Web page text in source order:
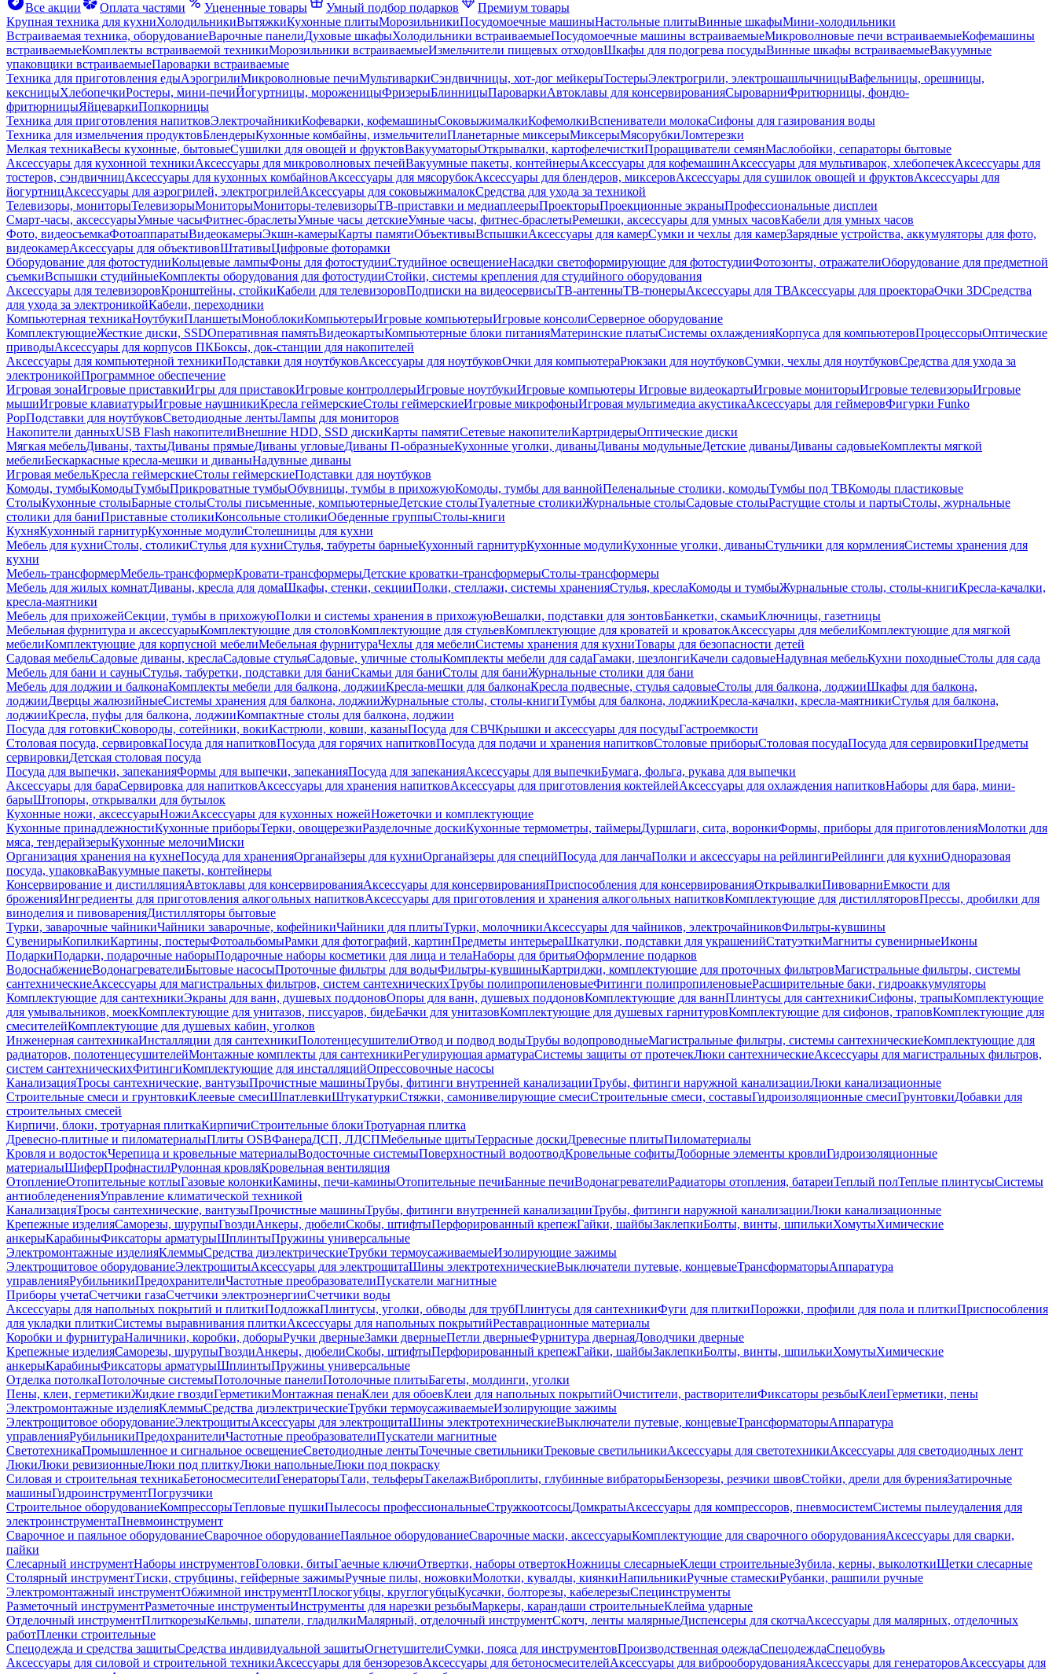
Все акции
Оплата частями Уцененные товары Умный подбор подарков
Премиум товары
Крупная техника для кухниХолодильникиВытяжкиКухонные плитыМорозильникиПосудомоечные машиныНастольные плитыВинные шкафыМини-холодильники
Встраиваемая техника, оборудованиеВарочные панелиДуховые шкафыХолодильники встраиваемыеПосудомоечные машины встраиваемыеМикроволновые печи встраиваемыеКофемашины
встраиваемыеКомплекты встраиваемой техникиМорозильники встраиваемыеИзмельчители пищевых отходовШкафы для подогрева посудыВинные шкафы встраиваемыеВакуумные
упаковщики встраиваемыеПароварки встраиваемые
Техника для приготовления едыАэрогрилиМикроволновые печиМультиваркиСэндвичницы, хот-дог мейкерыТостерыЭлектрогрили, электрошашлычницыВафельницы, орешницы,
кексницыХлебопечкиРостеры, мини-печиЙогуртницы, мороженицыФризерыБлинницыПароваркиАвтоклавы для консервированияСыроварниФритюрницы, фондю-
фритюрницыЯйцеваркиПопкорницы
Техника для приготовления напитковЭлектрочайникиКофеварки, кофемашиныСоковыжималкиКофемолкиВспениватели молокаСифоны для газирования воды
Техника для измельчения продуктовБлендерыКухонные комбайны, измельчителиПланетарные миксерыМиксерыМясорубкиЛомтерезки
Мелкая техникаВесы кухонные, бытовыеСушилки для овощей и фруктовВакууматорыОткрывалки, картофелечисткиПроращиватели семянМаслобойки, сепараторы бытовые
Аксессуары для кухонной техникиАксессуары для микроволновых печейВакуумные пакеты, контейнерыАксессуары для кофемашинАксессуары для мультиварок, хлебопечекАксессуары для
тостеров, сэндвичницАксессуары для кухонных комбайновАксессуары для мясорубокАксессуары для блендеров, миксеровАксессуары для сушилок овощей и фруктовАксессуары для
йогуртницАксессуары для аэрогрилей, электрогрилейАксессуары для соковыжималокСредства для ухода за техникой
Телевизоры, мониторыТелевизорыМониторыМониторы-телевизорыТВ-приставки и медиаплеерыПроекторыПроекционные экраныПрофессиональные дисплеи
Смарт-часы, аксессуарыУмные часыФитнес-браслетыУмные часы детскиеУмные часы, фитнес-браслетыРемешки, аксессуары для умных часовКабели для умных часов
Фото, видеосъемкаФотоаппаратыВидеокамерыЭкшн-камерыКарты памятиОбъективыВспышкиАксессуары для камерСумки и чехлы для камерЗарядные устройства, аккумуляторы для фото,
видеокамерАксессуары для объективовШтативыЦифровые фоторамки
Оборудование для фотостудииКольцевые лампыФоны для фотостудииСтудийное освещениеНасадки светоформирующие для фотостудииФотозонты, отражателиОборудование для предметной
съемкиВспышки студийныеКомплекты оборудования для фотостудииСтойки, системы крепления для студийного оборудования
Аксессуары для телевизоровКронштейны, стойкиКабели для телевизоровПодписки на видеосервисыТВ-антенныТВ-тюнерыАксессуары для ТВАксессуары для проектораОчки 3DСредства
для ухода за электроникойКабели, переходники
Компьютерная техникаНоутбукиПланшетыМоноблокиКомпьютерыИгровые компьютерыИгровые консолиСерверное оборудование
КомплектующиеЖесткие диски, SSDОперативная памятьВидеокартыКомпьютерные блоки питанияМатеринские платыСистемы охлажденияКорпуса для компьютеровПроцессорыОптические
приводыАксессуары для корпусов ПКБоксы, док-станции для накопителей
Аксессуары для компьютерной техникиПодставки для ноутбуковАксессуары для ноутбуковОчки для компьютераРюкзаки для ноутбуковСумки, чехлы для ноутбуковСредства для ухода за
электроникойПрограммное обеспечение
Игровая зонаИгровые приставкиИгры для приставокИгровые контроллерыИгровые ноутбукиИгровые компьютеры Игровые видеокартыИгровые мониторыИгровые телевизорыИгровые
мышиИгровые клавиатурыИгровые наушникиКресла геймерскиеСтолы геймерскиеИгровые микрофоныИгровая мультимедиа акустикаАксессуары для геймеровФигурки Funko
PopПодставки для ноутбуковСветодиодные лентыЛампы для мониторов
Накопители данныхUSB Flash накопителиВнешние HDD, SSD дискиКарты памятиСетевые накопителиКартридерыОптические диски
Мягкая мебельДиваны, тахтыДиваны прямыеДиваны угловыеДиваны П-образныеКухонные уголки, диваныДиваны модульныеДетские диваныДиваны садовыеКомплекты мягкой
мебелиБескаркасные кресла-мешки и диваныНадувные диваны
Игровая мебельКресла геймерскиеСтолы геймерскиеПодставки для ноутбуков
Комоды, тумбыКомодыТумбыПрикроватные тумбыОбувницы, тумбы в прихожуюКомоды, тумбы для ваннойПеленальные столики, комодыТумбы под ТВКомоды пластиковые
СтолыКухонные столыБарные столыСтолы письменные, компьютерныеДетские столыТуалетные столикиЖурнальные столыСадовые столыРастущие столы и партыСтолы, журнальные
столики для баниПриставные столикиКонсольные столикиОбеденные группыСтолы-книги
КухняКухонный гарнитурКухонные модулиСтолешницы для кухни
Мебель для кухниСтолы, столикиСтулья для кухниСтулья, табуреты барныеКухонный гарнитурКухонные модулиКухонные уголки, диваныСтульчики для кормленияСистемы хранения для
кухни
Мебель-трансформерМебель-трансформерКровати-трансформерыДетские кроватки-трансформерыСтолы-трансформеры
Мебель для жилых комнатДиваны, кресла для домаШкафы, стенки, секцииПолки, стеллажи, системы храненияСтулья, креслаКомоды и тумбыЖурнальные столы, столы-книгиКресла-качалки,
кресла-маятники
Мебель для прихожейСекции, тумбы в прихожуюПолки и системы хранения в прихожуюВешалки, подставки для зонтовБанкетки, скамьиКлючницы, газетницы
Мебельная фурнитура и аксессуарыКомплектующие для столовКомплектующие для стульевКомплектующие для кроватей и кроватокАксессуары для мебелиКомплектующие для мягкой
мебелиКомплектующие для корпусной мебелиМебельная фурнитураЧехлы для мебелиСистемы хранения для кухниТовары для безопасности детей
Садовая мебельСадовые диваны, креслаСадовые стульяСадовые, уличные столыКомплекты мебели для садаГамаки, шезлонгиКачели садовыеНадувная мебельКухни походныеСтолы для сада
Мебель для бани и сауныСтулья, табуретки, подставки для баниСкамьи для баниСтолы для баниЖурнальные столики для бани
Мебель для лоджии и балконаКомплекты мебели для балкона, лоджииКресла-мешки для балконаКресла подвесные, стулья садовыеСтолы для балкона, лоджииШкафы для балкона,
лоджииДверцы жалюзийныеСистемы хранения для балкона, лоджииЖурнальные столы, столы-книгиТумбы для балкона, лоджииКресла-качалки, кресла-маятникиСтулья для балкона,
лоджииКресла, пуфы для балкона, лоджииКомпактные столы для балкона, лоджии
Посуда для готовкиСковороды, сотейники, вокиКастрюли, ковши, казаныПосуда для СВЧКрышки и аксессуары для посудыГастроемкости
Столовая посуда, сервировкаПосуда для напитковПосуда для горячих напитковПосуда для подачи и хранения напитковСтоловые приборыСтоловая посудаПосуда для сервировкиПредметы
сервировкиДетская столовая посуда
Посуда для выпечки, запеканияФормы для выпечки, запеканияПосуда для запеканияАксессуары для выпечкиБумага, фольга, рукава для выпечки
Аксессуары для бараСервировка для напитковАксессуары для хранения напитковАксессуары для приготовления коктейлейАксессуары для охлаждения напитковНаборы для бара, мини-
барыШтопоры, открывалки для бутылок
Кухонные ножи, аксессуарыНожиАксессуары для кухонных ножейНожеточки и комплектующие
Кухонные принадлежностиКухонные приборыТерки, овощерезкиРазделочные доскиКухонные термометры, таймерыДуршлаги, сита, воронкиФормы, приборы для приготовленияМолотки для
мяса, тендерайзерыКухонные мелочиМиски
Организация хранения на кухнеПосуда для храненияОрганайзеры для кухниОрганайзеры для специйПосуда для ланчаПолки и аксессуары на рейлингиРейлинги для кухниОдноразовая
посуда, упаковкаВакуумные пакеты, контейнеры
Консервирование и дистилляцияАвтоклавы для консервированияАксессуары для консервированияПриспособления для консервированияОткрывалкиПивоварниЕмкости для
броженияИнгредиенты для приготовления алкогольных напитковАксессуары для приготовления и хранения алкогольных напитковКомплектующие для дистилляторовПрессы, дробилки для
виноделия и пивоваренияДистилляторы бытовые
Турки, заварочные чайникиЧайники заварочные, кофейникиЧайники для плитыТурки, молочникиАксессуары для чайников, электрочайниковФильтры-кувшины
СувенирыКопилкиКартины, постерыФотоальбомыРамки для фотографий, картинПредметы интерьераШкатулки, подставки для украшенийСтатуэткиМагниты сувенирныеИконы
ПодаркиПодарки, подарочные наборыПодарочные наборы косметики для лица и телаНаборы для бритьяОформление подарков
ВодоснабжениеВодонагревателиБытовые насосыПроточные фильтры для водыФильтры-кувшиныКартриджи, комплектующие для проточных фильтровМагистральные фильтры, системы
сантехническиеАксессуары для магистральных фильтров, систем сантехническихТрубы полипропиленовыеФитинги полипропиленовыеРасширительные баки, гидроаккумуляторы
Комплектующие для сантехникиЭкраны для ванн, душевых поддоновОпоры для ванн, душевых поддоновКомплектующие для ваннПлинтусы для сантехникиСифоны, трапыКомплектующие
для умывальников, моекКомплектующие для унитазов, писсуаров, бидеБачки для унитазовКомплектующие для душевых гарнитуровКомплектующие для сифонов, траповКомплектующие для
смесителейКомплектующие для душевых кабин, уголков
Инженерная сантехникаИнсталляции для сантехникиПолотенцесушителиОтвод и подвод водыТрубы водопроводныеМагистральные фильтры, системы сантехническиеКомплектующие для
радиаторов, полотенцесушителейМонтажные комплекты для сантехникиРегулирующая арматураСистемы защиты от протечекЛюки сантехническиеАксессуары для магистральных фильтров,
систем сантехническихФитингиКомплектующие для инсталляцийОпрессовочные насосы
КанализацияТросы сантехнические, вантузыПрочистные машиныТрубы, фитинги внутренней канализацииТрубы, фитинги наружной канализацииЛюки канализационные
Строительные смеси и грунтовкиКлеевые смесиШпатлевкиШтукатуркиСтяжки, самонивелирующие смесиСтроительные смеси, составыГидроизоляционные смесиГрунтовкиДобавки для
строительных смесей
Кирпичи, блоки, тротуарная плиткаКирпичиСтроительные блокиТротуарная плитка
Древесно-плитные и пиломатериалыПлиты OSBФанераДСП, ЛДСПМебельные щитыТеррасные доскиДревесные плитыПиломатериалы
Кровля и водостокЧерепица и кровельные материалыВодосточные системыПоверхностный водоотводКровельные софитыДоборные элементы кровлиГидроизоляционные
материалыШиферПрофнастилРулонная кровляКровельная вентиляция
ОтоплениеОтопительные котлыГазовые колонкиКамины, печи-каминыОтопительные печиБанные печиВодонагревателиРадиаторы отопления, батареиТеплый полТеплые плинтусыСистемы
антиобледененияУправление климатической техникой
КанализацияТросы сантехнические, вантузыПрочистные машиныТрубы, фитинги внутренней канализацииТрубы, фитинги наружной канализацииЛюки канализационные
Крепежные изделияСаморезы, шурупыГвоздиАнкеры, дюбелиСкобы, штифтыПерфорированный крепежГайки, шайбыЗаклепкиБолты, винты, шпилькиХомутыХимические
анкерыКарабиныФиксаторы арматурыШплинтыПружины универсальные
Электромонтажные изделияКлеммыСредства диэлектрическиеТрубки термоусаживаемыеИзолирующие зажимы
Электрощитовое оборудованиеЭлектрощитыАксессуары для электрощитаШины электротехническиеВыключатели путевые, концевыеТрансформаторыАппаратура
управленияРубильникиПредохранителиЧастотные преобразователиПускатели магнитные
Приборы учетаСчетчики газаСчетчики электроэнергииСчетчики воды
Аксессуары для напольных покрытий и плиткиПодложкаПлинтусы, уголки, обводы для трубПлинтусы для сантехникиФуги для плиткиПорожки, профили для пола и плиткиПриспособления
для укладки плиткиСистемы выравнивания плиткиАксессуары для напольных покрытийРеставрационные материалы
Коробки и фурнитураНаличники, коробки, доборыРучки дверныеЗамки дверныеПетли дверныеФурнитура двернаяДоводчики дверные
Крепежные изделияСаморезы, шурупыГвоздиАнкеры, дюбелиСкобы, штифтыПерфорированный крепежГайки, шайбыЗаклепкиБолты, винты, шпилькиХомутыХимические
анкерыКарабиныФиксаторы арматурыШплинтыПружины универсальные
Отделка потолкаПотолочные системыПотолочные панелиПотолочные плитыБагеты, молдинги, уголки
Пены, клеи, герметикиЖидкие гвоздиГерметикиМонтажная пенаКлеи для обоевКлеи для напольных покрытийОчистители, растворителиФиксаторы резьбыКлеиГерметики, пены
Электромонтажные изделияКлеммыСредства диэлектрическиеТрубки термоусаживаемыеИзолирующие зажимы
Электрощитовое оборудованиеЭлектрощитыАксессуары для электрощитаШины электротехническиеВыключатели путевые, концевыеТрансформаторыАппаратура
управленияРубильникиПредохранителиЧастотные преобразователиПускатели магнитные
СветотехникаПромышленное и сигнальное освещениеСветодиодные лентыТочечные светильникиТрековые светильникиАксессуары для светотехникиАксессуары для светодиодных лент
ЛюкиЛюки ревизионныеЛюки под плиткуЛюки напольныеЛюки под покраску
Силовая и строительная техникаБетоносмесителиГенераторыТали, тельферыТакелажВиброплиты, глубинные вибраторыБензорезы, резчики швовСтойки, дрели для буренияЗатирочные
машиныГидроинструментПогрузчики
Строительное оборудованиеКомпрессорыТепловые пушкиПылесосы профессиональныеСтружкоотсосыДомкратыАксессуары для компрессоров, пневмосистемСистемы пылеудаления для
электроинструментаПневмоинструмент
Сварочное и паяльное оборудованиеСварочное оборудованиеПаяльное оборудованиеСварочные маски, аксессуарыКомплектующие для сварочного оборудованияАксессуары для сварки,
пайки
Слесарный инструментНаборы инструментовГоловки, битыГаечные ключиОтвертки, наборы отвертокНожницы слесарныеКлещи строительныеЗубила, керны, выколоткиЩетки слесарные
Столярный инструментТиски, струбцины, гейферные зажимыРучные пилы, ножовкиМолотки, кувалды, киянкиНапильникиРучные стамескиРубанки, рашпили ручные
Электромонтажный инструментОбжимной инструментПлоскогубцы, круглогубцыКусачки, болторезы, кабелерезыСпецинструменты
Разметочный инструментРазметочные инструментыИнструменты для нарезки резьбыМаркеры, карандаши строительныеКлейма ударные
Отделочный инструментПлиткорезыКельмы, шпатели, гладилкиМалярный, отделочный инструментСкотч, ленты малярныеДиспенсеры для скотчаАксессуары для малярных, отделочных
работПленки строительные
Спецодежда и средства защитыСредства индивидуальной защитыОгнетушителиСумки, пояса для инструментовПроизводственная одеждаСпецодеждаСпецобувь
Аксессуары для силовой и строительной техникиАксессуары для бензорезовАксессуары для бетоносмесителейАксессуары для виброоборудованияАксессуары для генераторовАксессуары для